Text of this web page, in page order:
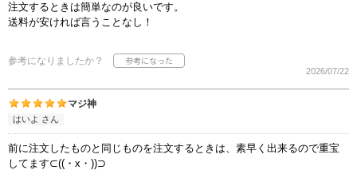
注文するときは簡単なのが良いです。
送料が安ければ言うことなし！
参考になりましたか？
2026/07/22
マジ神
はいよ さん
前に注文したものと同じものを注文するときは、素早く出来るので重宝
してます⊂((・x・))⊃